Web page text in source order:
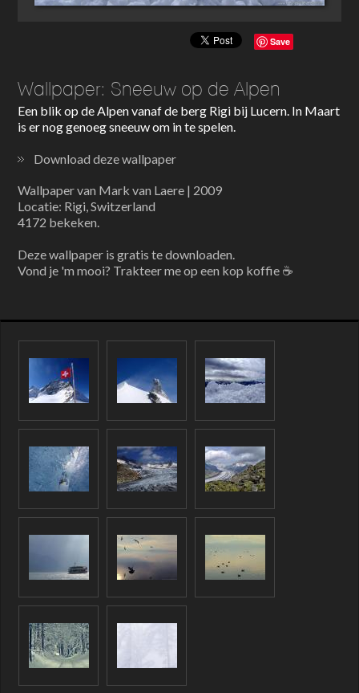
Save
Wallpaper: Sneeuw op de Alpen
Een blik op de Alpen vanaf de berg Rigi bij Lucern. In Maart
is er nog genoeg sneeuw om in te spelen.
Download deze wallpaper
Wallpaper van Mark van Laere | 2009
Locatie: Rigi, Switzerland
4172 bekeken.
Deze wallpaper is gratis te downloaden.
Vond je 'm mooi? Trakteer me op een kop koffie ☕